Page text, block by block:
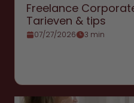
Freelance
Tarieven & tips
07/27/2026 3 min